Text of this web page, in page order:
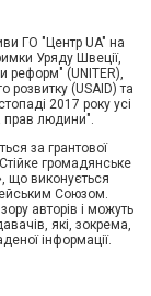
ГО "Центр UA" на
Уряду Швеції,
реформ" (UNITER),
(USAID) та
2017 року усі
прав людини".
за грантової
громадянське
що виконується
Союзом.
авторів і можуть
які, зокрема,
інформації.